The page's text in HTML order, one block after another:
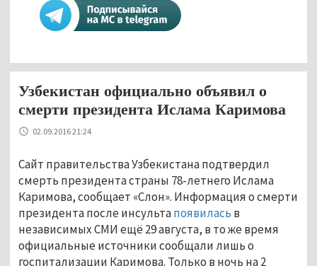
Узбекистан официально объявил о
смерти президента Ислама Каримова
02.09.2016 21:24
Сайт правительства Узбекистана подтвердил
смерть президента страны 78-летнего Ислама
Каримова, сообщает «Слон». Информация о смерти
президента после инсультапоявилась в
независимых СМИ ещё 29 августа, в то же время
официальные источники сообщали лишь о
госпитализации Каримова. Только в ночь на 2